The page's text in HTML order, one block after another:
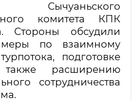
Сычуаньского
комитета КПК
Стороны обсудили
меры по взаимному
подготовке
расширению
сотрудничества